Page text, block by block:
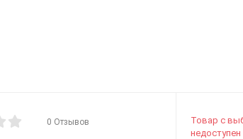
0 Отзывов
Товар с